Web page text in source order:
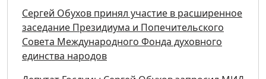
Сергей Обухов принял участие в расширенное
заседание Президиума и Попечительского
Совета Международного Фонда духовного
единства народов